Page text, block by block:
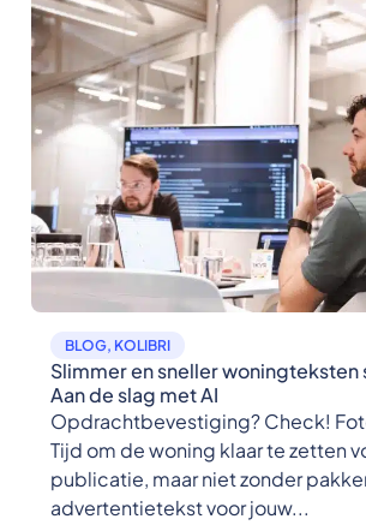
BLOG, KOLIBRI
Slimmer en sneller woningteksten
Aan de slag met AI
Opdrachtbevestiging? Check!
Tijd om de woning klaar te zetten
publicatie, maar niet zonder
advertentietekst voor jouw...